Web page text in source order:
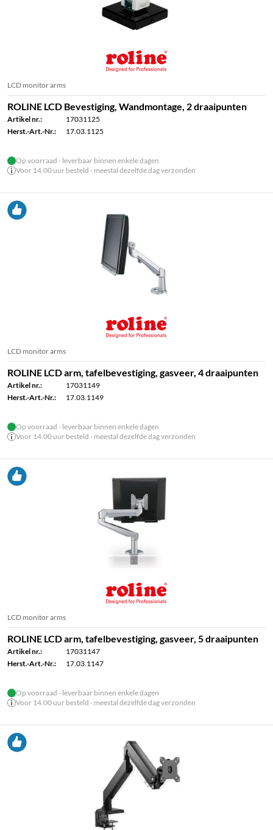
LCD monitor arms
ROLINE LCD Bevestiging, Wandmontage, 2 draaipunten
Artikel nr.:
17031125
Herst.-Art.-Nr.:
17.03.1125
Op voorraad - leverbaar binnen enkele dagen
Voor 14.00 uur besteld - meestal dezelfde dag verzonden
LCD monitor arms
ROLINE LCD arm, tafelbevestiging, gasveer, 4 draaipunten
Artikel nr.:
17031149
Herst.-Art.-Nr.:
17.03.1149
Op voorraad - leverbaar binnen enkele dagen
Voor 14.00 uur besteld - meestal dezelfde dag verzonden
LCD monitor arms
ROLINE LCD arm, tafelbevestiging, gasveer, 5 draaipunten
Artikel nr.:
17031147
Herst.-Art.-Nr.:
17.03.1147
Op voorraad - leverbaar binnen enkele dagen
Voor 14.00 uur besteld - meestal dezelfde dag verzonden